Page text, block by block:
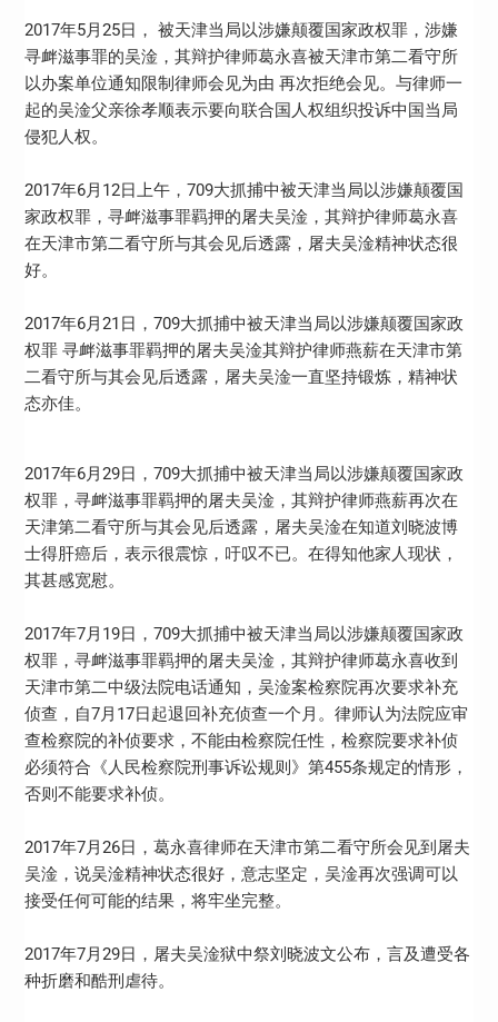
2017年5月25日， 被天津当局以涉嫌颠覆国家政权罪，涉嫌
寻衅滋事罪的吴淦，其辩护律师葛永喜被天津市第二看守所
以办案单位通知限制律师会见为由 再次拒绝会见。与律师一
起的吴淦父亲徐孝顺表示要向联合国人权组织投诉中国当局
侵犯人权。
2017年6月12日上午，709大抓捕中被天津当局以涉嫌颠覆国
家政权罪，寻衅滋事罪羁押的屠夫吴淦，其辩护律师葛永喜
在天津市第二看守所与其会见后透露，屠夫吴淦精神状态很
好。
2017年6月21日，709大抓捕中被天津当局以涉嫌颠覆国家政
权罪 寻衅滋事罪羁押的屠夫吴淦其辩护律师燕薪在天津市第
二看守所与其会见后透露，屠夫吴淦一直坚持锻炼，精神状
态亦佳。
2017年6月29日，709大抓捕中被天津当局以涉嫌颠覆国家政
权罪，寻衅滋事罪羁押的屠夫吴淦，其辩护律师燕薪再次在
天津第二看守所与其会见后透露，屠夫吴淦在知道刘晓波博
士得肝癌后，表示很震惊，吁叹不已。在得知他家人现状，
其甚感宽慰。
2017年7月19日，709大抓捕中被天津当局以涉嫌颠覆国家政
权罪，寻衅滋事罪羁押的屠夫吴淦，其辩护律师葛永喜收到
天津巿第二中级法院电话通知，吴淦案检察院再次要求补充
侦查，自7月17日起退回补充侦查一个月。律师认为法院应审
查检察院的补侦要求，不能由检察院任性，检察院要求补侦
必须符合《人民检察院刑事诉讼规则》第455条规定的情形，
否则不能要求补侦。
2017年7月26日，葛永喜律师在天津市第二看守所会见到屠夫
吴淦，说吴淦精神状态很好，意志坚定，吴淦再次强调可以
接受任何可能的结果，将牢坐完整。
2017年7月29日，屠夫吴淦狱中祭刘晓波文公布，言及遭受各
种折磨和酷刑虐待。